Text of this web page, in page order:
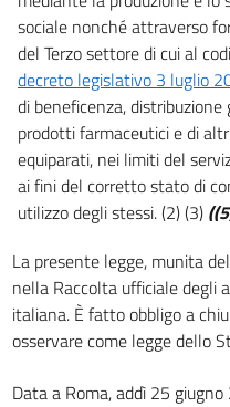
sociale nonché attraverso
del Terzo settore di cui al
decreto legislativo 3 luglio
di beneficenza,
prodotti farmaceutici e di
equiparati, nei limiti del
ai fini del corretto stato di
utilizzo degli stessi. (2) (3)
La presente legge, munita
nella Raccolta ufficiale degli
italiana. È fatto obbligo a
osservare come legge dello
Data a Roma, addì 25